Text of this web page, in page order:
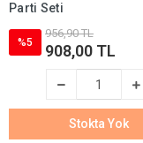
Parti Seti
%5
956,90 TL
908,00 TL
Stokta Yok